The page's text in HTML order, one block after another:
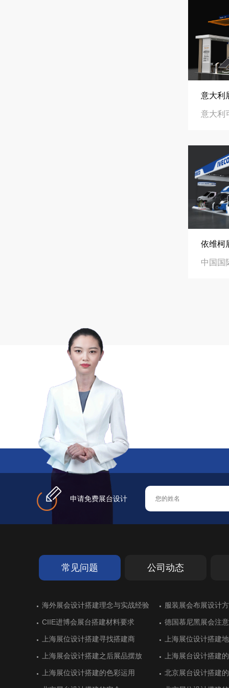
申请免费展台设计
常见问题 公司动态
德国艾森超过十年历史的展览搭建
展位搭建出彩：德
德国科隆食品与饮料展览展位设计 法国巴黎航空展展
海外展会设计搭建理念与实战经验 服装展会布展设计
CIIE进博会展台搭建材料要求 德国慕尼黑展会注
上海展位设计搭建寻找搭建商 上海展位设计搭建
上海展会设计搭建之后展品摆放 上海展台设计搭建
上海展位设计搭建的色彩运用 北京展台设计搭建
斯里兰卡亮相进博会展台设计 墨西哥展台设计搭
黄石开发区展位设计搭建顺利 湖北商务厅展台设
广东保威展位设计抢眼 虎克展台搭建空间
杭州精工展台设计搭建一丝不苟 卫凯化工科技感展
杭州精工展位设计精益求精 美思德化学展台设
德国斯图加特橡胶展展台搭建 化工企业展台设计
计
沙特利雅得国际建筑和建材展展位设
意大利博洛尼亚食
德国艾森超过十年历史的展览搭建
展位搭建出彩：德
德国科隆食品与饮料展览展位设计 法国巴黎航空展展
海外展会设计搭建理念与实战经验 服装展会布展设计
CIIE进博会展台搭建材料要求 德国慕尼黑展会注
上海展位设计搭建寻找搭建商 上海展位设计搭建
上海展会设计搭建之后展品摆放 上海展台设计搭建
上海展位设计搭建的色彩运用 北京展台设计搭建